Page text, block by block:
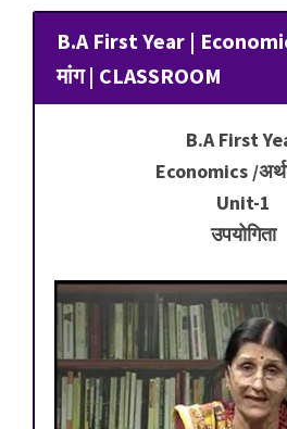
B.A First Year |
मांग | CLASSROOM
B.A First
Economics /
Unit-1
उपयोगिता